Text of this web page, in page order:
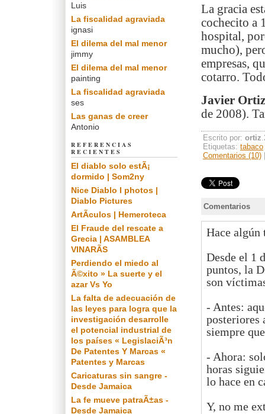
La gracia
cochecito a
hospital,
mucho),
empresas,
cotarro.
Javier Ortiz
de 2008).
Escrito por: ortiz
Etiquetas: tabaco
Comentarios (10)
Comentarios
Hace algún
Desde el 1
puntos, la
son
- Antes:
posteriores
siempre
- Ahora:
horas
lo hace en
Y, no me
Luis
La fiscalidad agraviada
ignasi
El dilema del mal menor
jimmy
El dilema del mal menor
painting
La fiscalidad agraviada
ses
Las ganas de creer
Antonio
REFERENCIAS
RECIENTES
El diablo solo estÃ¡
dormido | Som2ny
Nice Diablo I photos |
Diablo Pictures
ArtÃ­culos | Hemeroteca
El Fraude del rescate a
Grecia | ASAMBLEA
VINARÃS
Perdiendo el miedo al
Ã©xito » La suerte y el
azar Vs Yo
La falta de adecuación de
las leyes para logra que la
investigación desarrolle
el potencial industrial de
los países « LegislaciÃ³n
De Patentes Y Marcas «
Patentes y Marcas
Caricaturas sin sangre -
Desde Jamaica
La fe mueve patraÃ±as -
Desde Jamaica